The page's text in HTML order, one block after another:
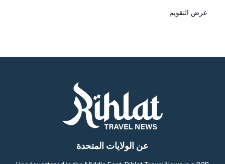
عرض التقويم
عن الولايات المتحدة